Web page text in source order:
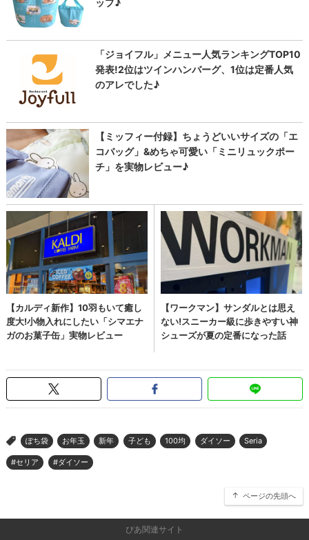
> ぽち袋 お年玉 新年 子ども 100均 ダイソー Seria
#セリア #ダイソー
ページの先頭へ
ぴあ関連サイト